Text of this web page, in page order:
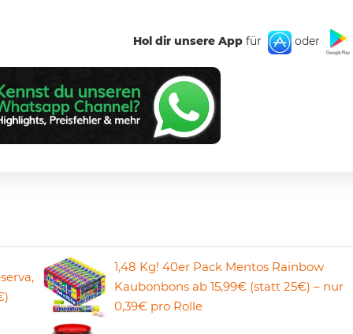
Hol dir unsere App für oder
1,48 Kg! 40er Pack Mentos Rainbow
Kaubonbons ab 15,99€ (statt 25€) – nur
0,39€ pro Rolle